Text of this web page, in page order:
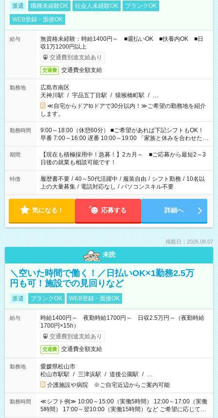
派遣 職種未経験OK 社会人未経験OK
ブランクOK
WEB登録・面接OK
給与
無資格未経験：時給1400円～ ■週払いOK ■扶養内OK ■日
収1万1200円以上
交通費別途支給あり
交通費 交通費全額支給
勤務地
広島市南区
天神川駅 / 宇品五丁目駅 / 猿猴橋町駅 / …
≪自宅からドアtoドアで30分以内！≫ご希望の勤務地を紹介
します。
勤務時間
9:00～18:00（休憩60分） ■ご希望があれば下記シフトもOK！
早番 7:00～16:00 遅番 10:00～19:00 「家族と休みを合わせた
い」 「余裕を持って夕飯の準備がしたい」 「できれば残業はし
たくない」 など、ご希望を教えてくださいね。 ※Wワーク希望
の方へ 今ご覧のお仕事で希望する勤務時間と、もう1つのお仕事
の勤務時間。 合計で週40時間を超える場合は応募できません。
期間
【現在も積極採用中！急募！】2カ月～ ■ご応募から最短2～3
日後の就業も相談可能です！
特徴 履歴書不要 / 40～50代活躍中 / 服装自由 / シフト勤務 / 10名以
上の大量募集 / 電話対応なし / パソコンスキル不要
気になる！ 応募する 詳細へ
掲載日：2026.08.07
未読
＼空いた時間で働く！／日払いOK×1勤務2.5万
円も可！施設での見回りなど
派遣 ブランクOK WEB登録・面接OK
給与
時給1400円～ 夜勤時給1700円～ 日収2.5万円～（夜勤時給
1700円×15h）
交通費別途支給あり
交通費 交通費全額支給
勤務地
愛媛県松山市
松山市駅駅 / 三津浜駅 / 道後公園駅 / …
介護施設や病院 ※ご自宅近辺からご案内可能
勤務時間
≪シフト例≫ 10:00～15:00（実働5時間） 12:00～17:00（実働
5時間） 17:00～翌10:00（実働15時間）など ご希望に応じて、